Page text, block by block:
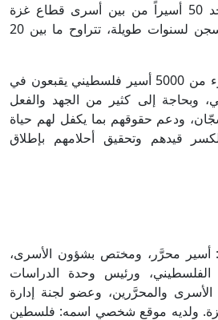
وبالإضافة إلى هؤلاء، يوجد 50 أسيراً من بين أسرى قطاع غزة
صدرت بحقهم أحكام بالسجن لسنوات طويلة، تتراوح ما بين 20
أسرى قطاع غزة، هم جزء من 5000 أسير فلسطيني يقبعون في
وبحاجة إلى كثير من الجهد والفعل
ودعم حقوقهم بما يكفل لهم حياة
قيدهم وتحقيق أحلامهم بإطلاق
أسير محرَّر، ومختص بشؤون الأسرى،
ورئيس وحدة الدراسات
والمحرَّرين، وعضو لجنة إدارة
ولديه موقع شخصي اسمه: فلسطين